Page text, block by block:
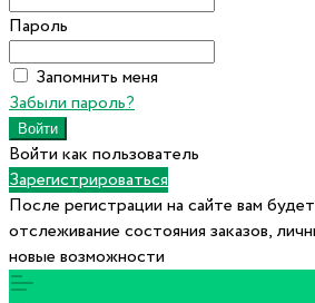
Пароль
Запомнить меня
Забыли пароль?
Войти как пользователь
Зарегистрироваться
После регистрации на сайте вам
отслеживание состояния заказов,
новые возможности